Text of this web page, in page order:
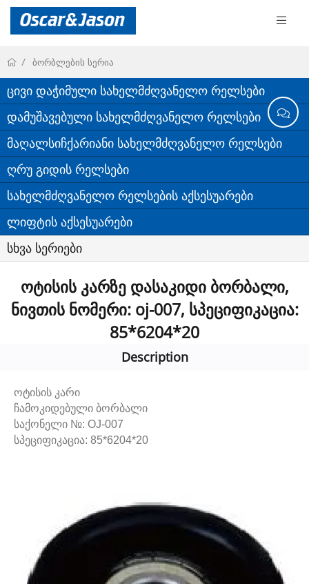
ბორბლების სერია
ცივი დაჭიმული სახელმძღვანელო რელსები
დამუშავებული სახელმძღვანელო რელსები
მაღალსიჩქარიანი სახელმძღვანელო რელსები
ღრუ გიდის რელსები
სახელმძღვანელო რელსების აქსესუარები
ლიფტის აქსესუარები
სხვა სერიები
ოტისის კარზე დასაკიდი ბორბალი,
ნივთის ნომერი: oj-007, სპეციფიკაცია:
85*6204*20
Description
ოტისის კარი
ჩამოკიდებული ბორბალი
საქონელი №: OJ-007
სპეციფიკაცია: 85*6204*20